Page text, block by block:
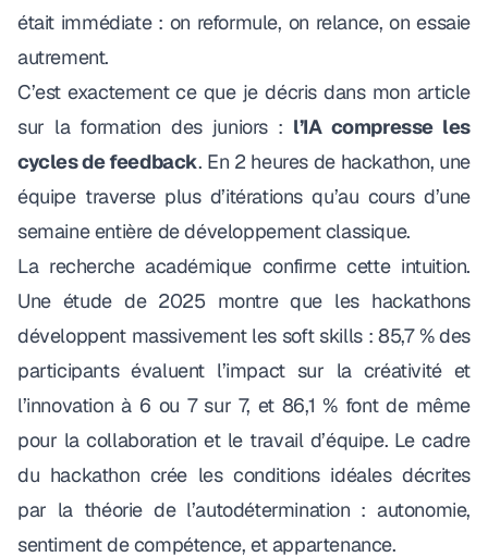
était immédiate : on reformule, on relance, on essaie
autrement.
C’est exactement ce que je décris dans mon article
sur la formation des juniors : l’IA compresse les
cycles de feedback. En 2 heures de hackathon, une
équipe traverse plus d’itérations qu’au cours d’une
semaine entière de développement classique.
La recherche académique confirme cette intuition.
Une étude de 2025montre que les hackathons
développent massivement les soft skills : 85,7 % des
participants évaluent l’impact sur la créativité et
l’innovation à 6 ou 7 sur 7, et 86,1 % font de même
pour la collaboration et le travail d’équipe. Le cadre
du hackathon crée les conditions idéales décrites
par la théorie de l’autodétermination : autonomie,
sentiment de compétence, et appartenance.